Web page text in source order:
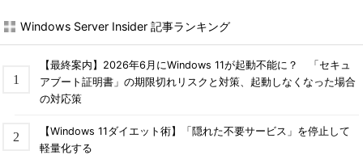
Windows Server Insider 記事ランキング
【最終案内】2026年6月にWindows 11が起動不能に？ 「セキュ
アブート証明書」の期限切れリスクと対策、起動しなくなった場合
の対応策
【Windows 11ダイエット術】「隠れた不要サービス」を停止して
軽量化する